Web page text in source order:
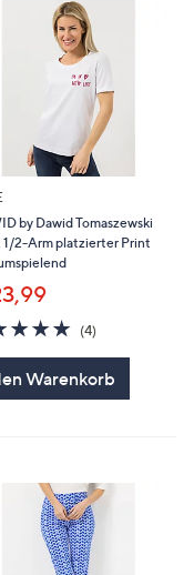
by Dawid Tomaszewski
1/2-Arm platzierter Print
5.0
von
5
(4)
Warenkorb